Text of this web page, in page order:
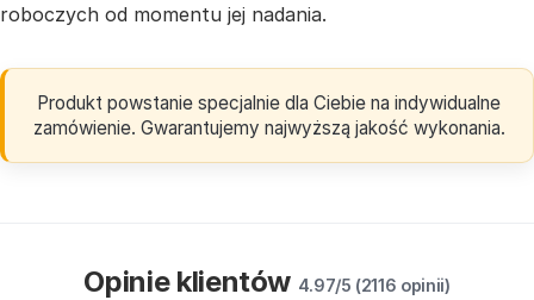
roboczych od momentu jej nadania.
Produkt powstanie specjalnie dla Ciebie na indywidualne
zamówienie. Gwarantujemy najwyższą jakość wykonania.
Opinie klientów 4.97/5 (2116 opinii)